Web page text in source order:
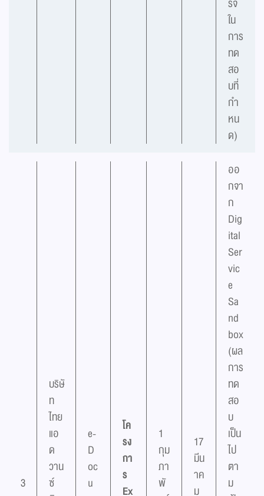
ร็จ
ใน
การ
ทด
สอ
บที่
กำ
หน
ด)
3
บริษั
ท
ไทย
แอ
ด
วาน
ซ์
e-
D
oc
u
โค
รง
กา
ร
Ex
1
กุม
ภา
พั
17
มีน
าค
ม
ออ
กจา
ก
Dig
ital
Ser
vic
e
Sa
nd
box
(ผล
การ
ทด
สอ
บ
เป็น
ไป
ตา
ม